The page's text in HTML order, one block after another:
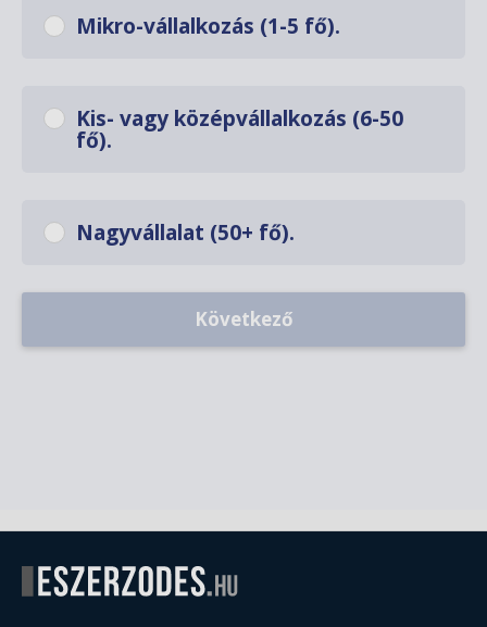
Mikro-vállalkozás (1-5 fő).
Kis- vagy középvállalkozás (6-50
fő).
Nagyvállalat (50+ fő).
Következő